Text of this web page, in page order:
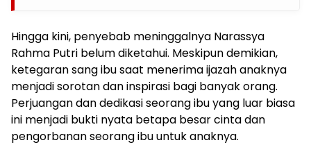
Hingga kini, penyebab meninggalnya Narassya
Rahma Putri belum diketahui. Meskipun demikian,
ketegaran sang ibu saat menerima ijazah anaknya
menjadi sorotan dan inspirasi bagi banyak orang.
Perjuangan dan dedikasi seorang ibu yang luar biasa
ini menjadi bukti nyata betapa besar cinta dan
pengorbanan seorang ibu untuk anaknya.